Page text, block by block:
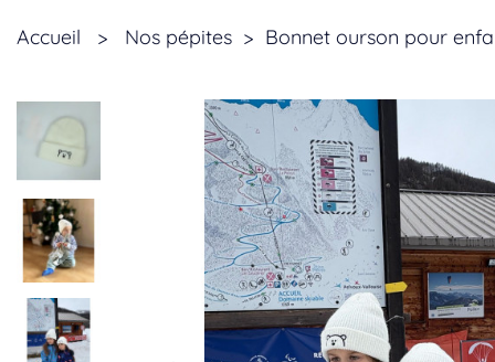
Accueil > Nos pépites > Bonnet ourson pour